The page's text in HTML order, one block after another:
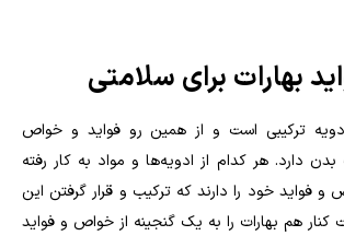
بهارات برای سلامتی
ترکیبی است و از همین رو فواید و خواص
دارد. هر کدام از ادویه‌ها و مواد به کار رفته
و فواید خود را دارند که ترکیب و قرار گرفتن این
هم بهارات را به یک گنجینه از خواص و فواید